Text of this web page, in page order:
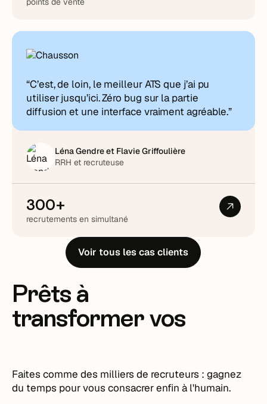
“C’est, de loin, le meilleur ATS que j’ai pu
utiliser jusqu’ici. Zéro bug sur la partie
diffusion et une interface vraiment agréable.”
Léna Gendre et Flavie Griffoulière
RRH et recruteuse
300+
recrutements en simultané
Voir tous les cas clients
Prêts à
transformer vos
Faites comme des milliers de recruteurs : gagnez
du temps pour vous consacrer enfin à l'humain.